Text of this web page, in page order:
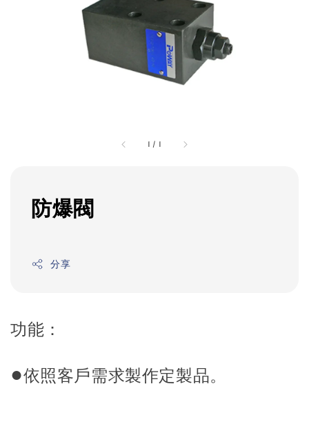
1 / 1
防爆閥
分享
功能：
●依照客戶需求製作定製品。